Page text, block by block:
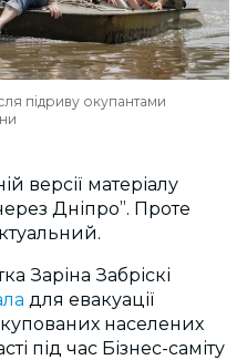
підриву окупантами
версії матеріалу
Дніпро”. Проте
Заріна Забріскі
для евакуації
населених
під час Бізнес-саміту